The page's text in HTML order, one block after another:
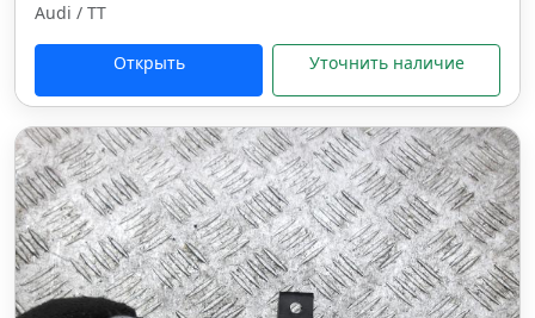
Audi / TT
Открыть Уточнить наличие